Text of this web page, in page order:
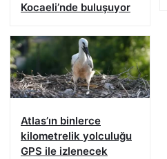
Kocaeli’nde buluşuyor
Atlas’ın binlerce
kilometrelik yolculuğu
GPS ile izlenecek